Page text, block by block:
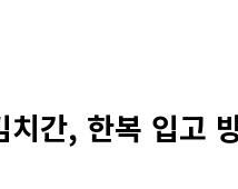
치간, 한복 입고